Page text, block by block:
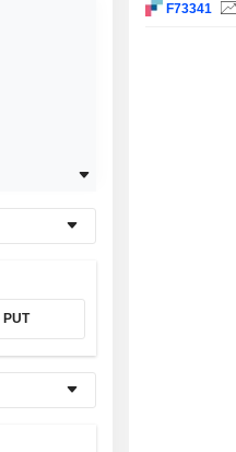
PUT
F73341